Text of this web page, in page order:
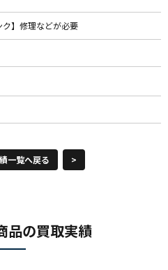
ク】修理などが必要
一覧へ戻る >
品の買取実績